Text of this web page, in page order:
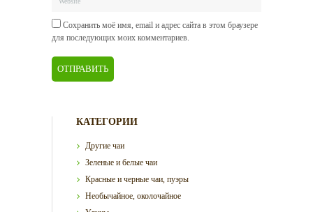
Сохранить моё имя, email и адрес сайта в этом браузере
для последующих моих комментариев.
КАТЕГОРИИ
Другие чаи
Зеленые и белые чаи
Красные и черные чаи, пуэры
Необычайное, околочайное